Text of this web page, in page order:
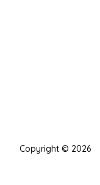
Copyright © 2026